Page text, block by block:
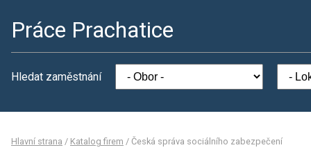
Práce Prachatice
Hledat zaměstnání
Hlavní strana / Katalog firem / Česká správa sociálního zabezpečení